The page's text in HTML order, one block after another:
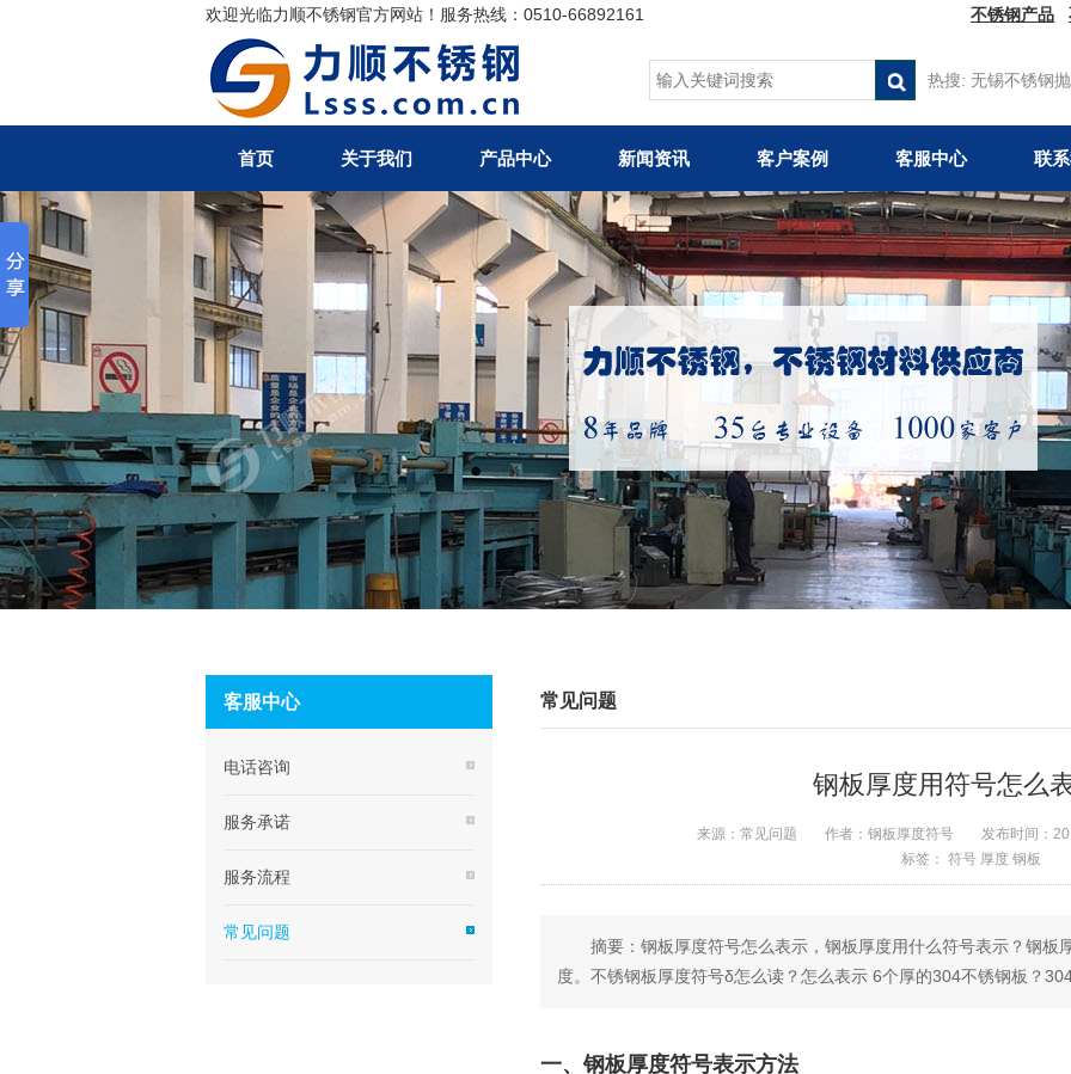
欢迎光临力顺不锈钢官方网站！服务热线：0510-66892161 不锈钢产品
搜索 热搜: 无锡不锈钢
首页 关于我们 产品中心 新闻资讯 客户案例 客服中心 联
常见问题
钢板厚度用符号怎么
来源： 常见问题 作者： 钢板厚度符号 发布时间：
标签： 符号 厚度 钢板
摘要：钢板厚度符号怎么表示，钢板厚度用什么符号表示？钢板
度。不锈钢板厚度符号δ怎么读？怎么表示 6个厚的304不锈钢板？
一、钢板厚度符号表示方法
客服中心
电话咨询
服务承诺
服务流程
常见问题